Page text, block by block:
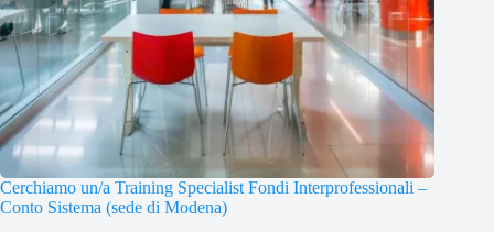
Cerchiamo un/a Training Specialist Fondi Interprofessionali –
Conto Sistema (sede di Modena)